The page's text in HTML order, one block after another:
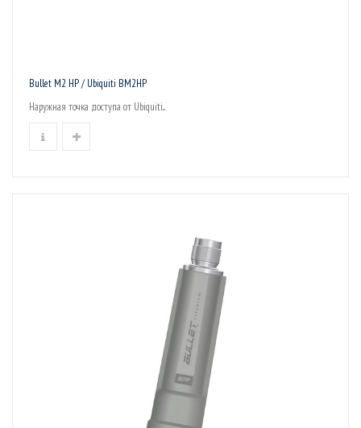
Bullet M2 HP / Ubiquiti BM2HP
Наружная точка доступа от Ubiquiti...